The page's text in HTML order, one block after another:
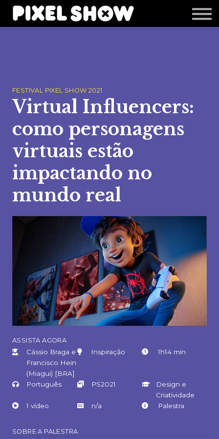
Shop
Revista Zupi
FESTIVAL PIXEL SHOW 2021
Virtual Influencers:
como personagens
virtuais estão
impactando no
mundo real
ASSISTA AGORA
Cássio Braga e
Francisco Hein
(Miagui) [BRA]
Inspiração 1h14 min
Português PS2021
Design e
Criatividade
1 vídeo
n/a Palestra
SOBRE A PALESTRA